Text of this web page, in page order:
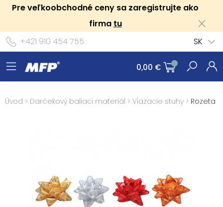
Pre veľkoobchodné ceny sa zaregistrujte ako
firma tu
+421 910 454 755
SK
0,00 €
Úvod > Darčekový baliaci materiál > Viazacie stuhy > Rozeta